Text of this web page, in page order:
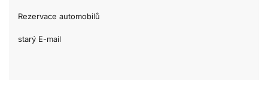
Rezervace automobilů
starý E-mail